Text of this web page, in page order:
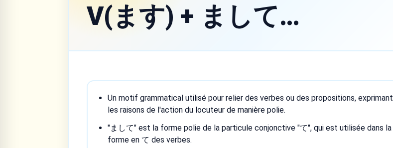
V(ます) + まして…
Un motif grammatical utilisé pour relier des verbes ou des propositions, exprimant
les raisons de l'action du locuteur de manière polie.
"まして" est la forme polie de la particule conjonctive "て", qui est utilisée dans la
forme en て des verbes.